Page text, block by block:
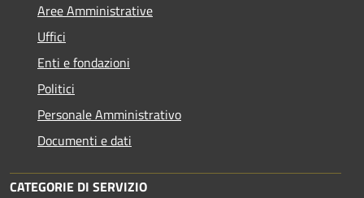
Aree Amministrative
Uffici
Enti e fondazioni
Politici
Personale Amministrativo
Documenti e dati
CATEGORIE DI SERVIZIO